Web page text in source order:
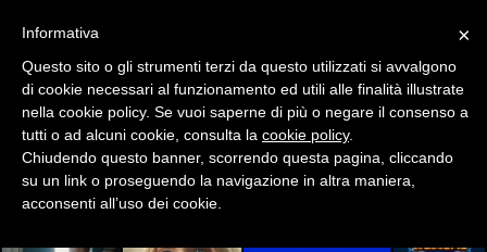
×
Informativa
Questo sito o gli strumenti terzi da questo utilizzati si avvalgono
di cookie necessari al funzionamento ed utili alle finalità illustrate
nella cookie policy. Se vuoi saperne di più o negare il consenso a
tutti o ad alcuni cookie, consulta la cookie policy.
Chiudendo questo banner, scorrendo questa pagina, cliccando
su un link o proseguendo la navigazione in altra maniera,
acconsenti all’uso dei cookie.